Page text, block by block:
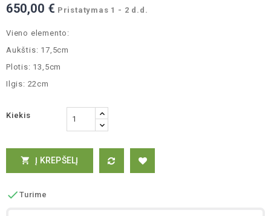
650,00 € Pristatymas 1 - 2 d.d.
Vieno elemento:
Aukštis: 17,5cm
Plotis: 13,5cm
Ilgis: 22cm
Kiekis
 Į KREPŠELĮ
 Turime